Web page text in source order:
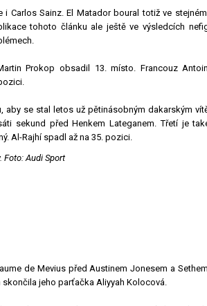
Carlos Sainz. El Matador boural totiž ve
tohoto článku ale ještě ve výsledcích
Prokop obsadil 13. místo. Francouz
se stal letos už pětinásobným dakarským
sekund před Henkem Lateganem. Třetí je
Al-Rajhí spadl až na 35. pozici.
Foto: Audi Sport
de Mevius před Austinem Jonesem a
jeho parťačka Aliyyah Kolocová.